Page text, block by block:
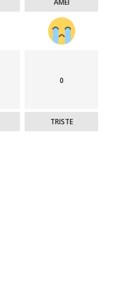
0
TRISTE